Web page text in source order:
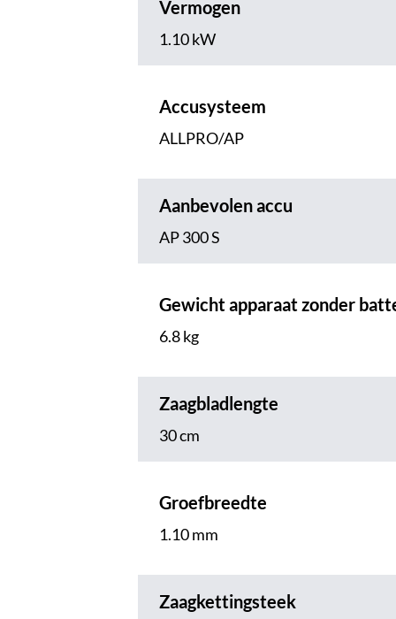
Vermogen
1.10 kW
Accusysteem
ALLPRO/AP
Aanbevolen accu
AP 300 S
Gewicht apparaat zonder
6.8 kg
Zaagbladlengte
30 cm
Groefbreedte
1.10 mm
Zaagkettingsteek